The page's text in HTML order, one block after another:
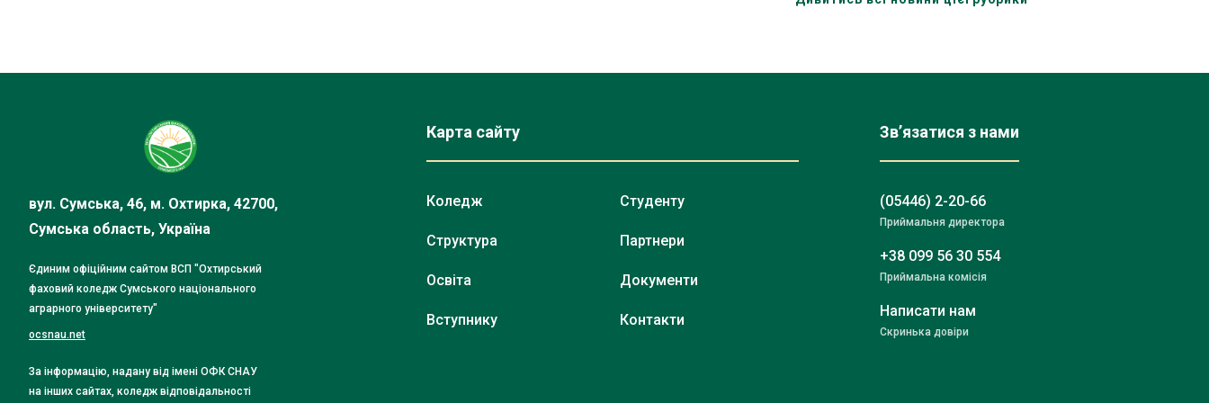
вул. Сумська, 46, м. Охтирка, 42700,
Сумська область, Україна
Єдиним офіційним сайтом ВСП "Охтирський
фаховий коледж Сумського національного
аграрного університету"
ocsnau.net
За інформацію, надану від імені ОФК СНАУ
на інших сайтах, коледж відповідальності
Карта сайту
Коледж
Структура
Освіта
Вступнику
Студенту
Партнери
Документи
Контакти
Зв’язатися з нами
(05446) 2-20-66
Приймальня директора
+38 099 56 30 554
Приймальна комісія
Написати нам
Скринька довіри